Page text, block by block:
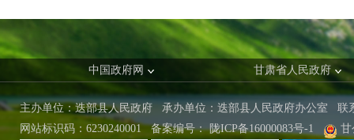
中国政府网 甘肃省人民政府
主办单位：迭部县人民政府 承办单位：迭部县人民政府办公室 联
网站标识码：6230240001
备案编号： 陇ICP备16000083号-1 甘